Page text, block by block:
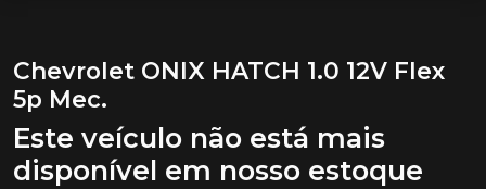
Chevrolet ONIX HATCH 1.0 12V Flex
5p Mec.
Este veículo não está mais
disponível em nosso estoque